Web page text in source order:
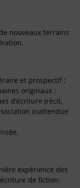
nouveaux terrains
et prospectif ;
originaux ;
d’écriture (récit,
inattendue
expérience des
de fiction.